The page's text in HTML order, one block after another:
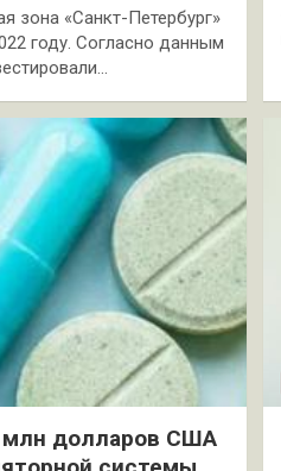
зона «Санкт-Петербург»
году. Согласно данным
долларов США